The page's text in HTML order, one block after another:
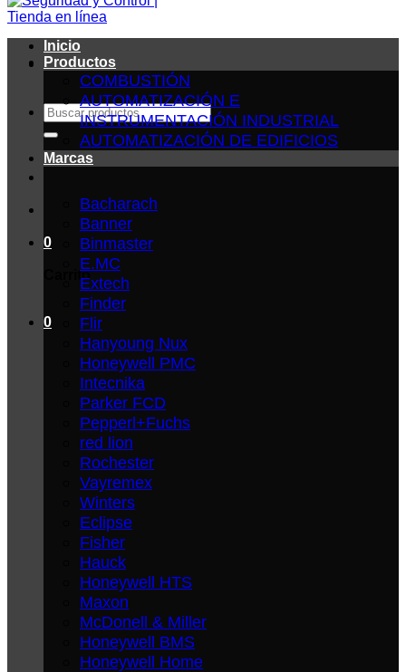
Buscar
por:
0
Carrito
0
Inicio
Productos
COMBUSTIÓN
AUTOMATIZACIÓN E
INSTRUMENTACIÓN INDUSTRIAL
AUTOMATIZACIÓN DE EDIFICIOS
Marcas
Bacharach
Banner
Binmaster
E.MC
Extech
Finder
Flir
Hanyoung Nux
Honeywell PMC
Intecnika
Parker FCD
Pepperl+Fuchs
red lion
Rochester
Vayremex
Winters
Eclipse
Fisher
Hauck
Honeywell HTS
Maxon
McDonell & Miller
Honeywell BMS
Honeywell Home